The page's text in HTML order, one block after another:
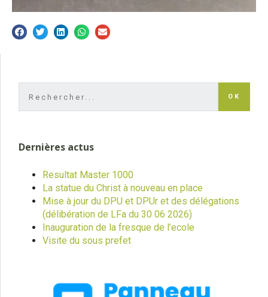
OK
Dernières actus
Resultat Master 1000
La statue du Christ à nouveau en place
Mise à jour du DPU et DPUr et des délégations
(délibération de LFa du 30 06 2026)
Inauguration de la fresque de l’ecole
Visite du sous prefet